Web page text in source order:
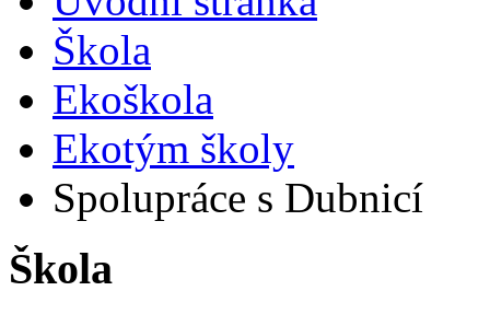
Škola
Ekoškola
Ekotým školy
Spolupráce s Dubnicí
Škola